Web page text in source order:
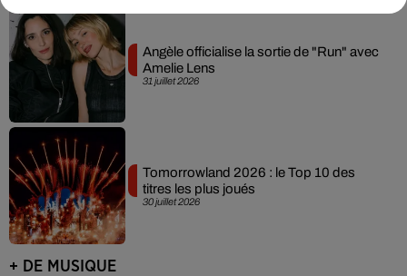
31 juillet 2026
Angèle officialise la sortie de "Run" avec
Amelie Lens
30 juillet 2026
Tomorrowland 2026 : le Top 10 des
titres les plus joués
+ DE MUSIQUE